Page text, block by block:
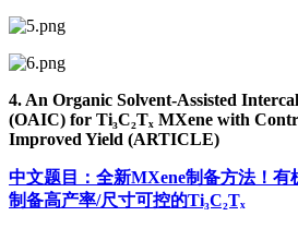
4. An Organic Solvent-Assisted
(OAIC) for Ti₃C₂Tₓ MXene with
Improved Yield (ARTICLE)
中文题目：全新MXene制备方法！有
制备高产率/尺寸可控的Ti₃C₂Tₓ